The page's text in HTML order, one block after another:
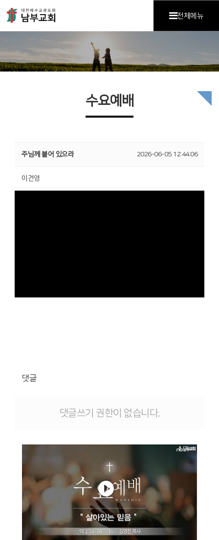
전체메뉴
수요예배
주님께 붙어 있으라 2026-06-05 12:44:06
이건영
댓글
댓글쓰기 권한이 없습니다.